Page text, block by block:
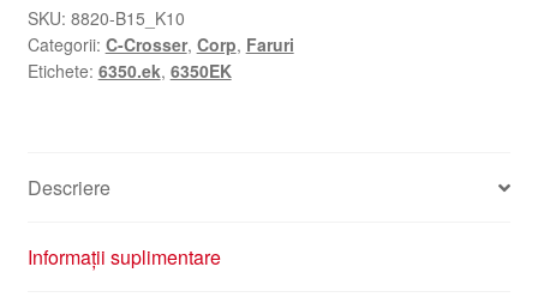
C-
Crosser
6350EK
SKU: 8820-B15_K10
Categorii: C-Crosser, Corp, Faruri
Etichete: 6350.ek, 6350EK
Descriere
Informații suplimentare